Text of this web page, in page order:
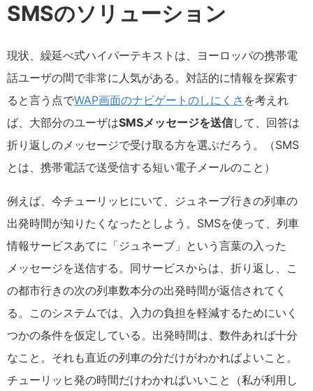
SMSのソリューション
現状、繰延べ式ハイパーテキストは、ヨーロッパの携帯電
話ユーザの間で非常に人気がある。対話的に情報を探索す
ると言う点でWAP画面のナビゲートのしにくさ を考えれ
ば、大部分のユーザはSMSメッセージを送信して、回答は
折り返しのメッセージで受け取る方を選ぶだろう。（SMS
とは、携帯電話で送受信する短い電子メールのこと）
例えば、今チューリッヒにいて、ジュネーブ行きの列車の
出発時間が知りたくなったとしよう。SMSを使って、列車
情報サービスあてに「ジュネーブ」という言葉の入った
メッセージを送信する。同サービスからは、折り返し、こ
の都市行きの次の列車数本分の出発時間が返信されてく
る。このシステムでは、入力の負担を軽減するためにいく
つかの条件を仮定している。出発時間は、数件あれば十分
なこと。それも直近の列車の分だけがわかればよいこと。
チューリッヒ発の時間だけわかればいいこと（私が利用し